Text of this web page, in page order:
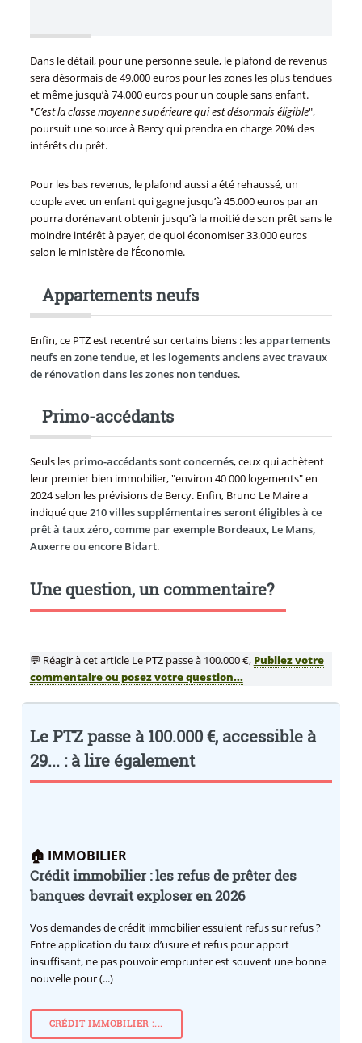
Dans le détail, pour une personne seule, le plafond de revenus
sera désormais de 49.000 euros pour les zones les plus tendues
et même jusqu’à 74.000 euros pour un couple sans enfant.
"C’est la classe moyenne supérieure qui est désormais éligible",
poursuit une source à Bercy qui prendra en charge 20% des
intérêts du prêt.
Pour les bas revenus, le plafond aussi a été rehaussé, un
couple avec un enfant qui gagne jusqu’à 45.000 euros par an
pourra dorénavant obtenir jusqu’à la moitié de son prêt sans le
moindre intérêt à payer, de quoi économiser 33.000 euros
selon le ministère de l’Économie.
Appartements neufs
Enfin, ce PTZ est recentré sur certains biens : lesappartements
neufs en zone tendue, et les logements anciens avec travaux
de rénovation dans les zones non tendues.
Primo-accédants
Seuls les primo-accédants sont concernés, ceux qui achètent
leur premier bien immobilier, "environ 40 000 logements" en
2024 selon les prévisions de Bercy. Enfin, Bruno Le Maire a
indiqué que210 villes supplémentaires seront éligibles à ce
prêt à taux zéro, comme par exemple Bordeaux, Le Mans,
Auxerre ou encore Bidart.
Une question, un commentaire?
💬 Réagir à cet article Le PTZ passe à 100.000 €, Publiez votre
commentaire ou posez votre question...
Le PTZ passe à 100.000 €, accessible à
29... : à lire également
🏠 IMMOBILIER
Crédit immobilier : les refus de prêter des
banques devrait exploser en 2026
Vos demandes de crédit immobilier essuient refus sur refus ?
Entre application du taux d’usure et refus pour apport
insuffisant, ne pas pouvoir emprunter est souvent une bonne
nouvelle pour (...)
CRÉDIT IMMOBILIER :...